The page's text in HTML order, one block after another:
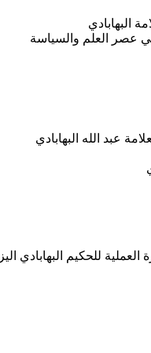
البهابادي
عصر العلم والسياسة
للحكيم البهابادي